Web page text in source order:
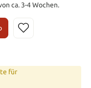
ca. 3-4 Wochen.
für